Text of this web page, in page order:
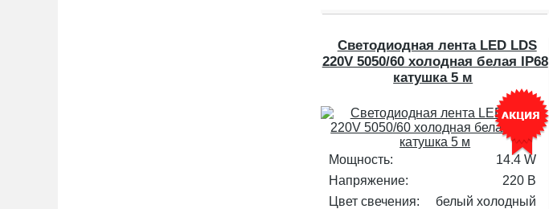
Светодиодная лента LED LDS
220V 5050/60 холодная белая IP68
катушка 5 м
Мощность:
14.4 W
Напряжение:
220 В
Цвет свечения:
белый холодный